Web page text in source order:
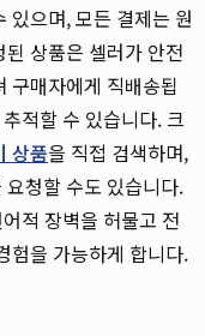
있으며, 모든 결제는 원
상품은 셀러가 안전
구매자에게 직배송됩
적할 수 있습니다. 크
상품을 직접 검색하며,
청할 수도 있습니다.
적 장벽을 허물고 전
험을 가능하게 합니다.